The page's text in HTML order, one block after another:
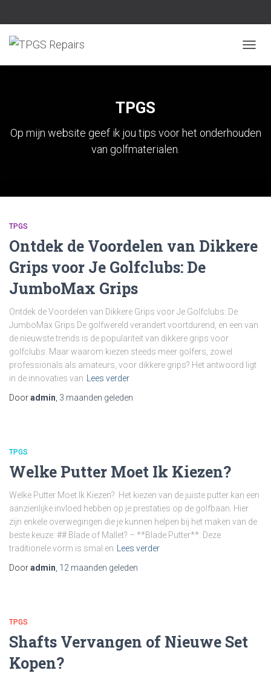
TPGS
Op mijn website geef ik jou tips voor het onderhouden
van golfmaterialen.
TPGS
Ontdek de Voordelen van Dikkere
Grips voor Je Golfclubs: De
JumboMax Grips
Ontdek de Voordelen van Dikkere Grips voor Je Golfclubs: De
JumboMax Grips De golfwereld verandert voortdurend, en een van
de nieuwste trends is de populariteit van dikkere grips voor
golfclubs. Maar waarom kiezen steeds meer golfers, zowel
professionals als amateurs, voor dikkere grips? Het antwoord ligt
in de innovaties van
Lees verder
Dooradmin 3 maanden geleden
TPGS
Welke Putter Moet Ik Kiezen?
Welke Putter Moet Ik Kiezen? Het kiezen van de juiste putter kan een
aanzienlijke invloed hebben op je prestaties op de golfbaan. Hier
zijn enkele overwegingen die je kunnen helpen bij het maken van de
beste keuze: ## Blade of Mallet? – **Blade Putter**: Deze
traditionele vorm is smal en
Lees verder
Dooradmin 12 maanden geleden
TPGS
Shafts Vervangen of Nieuwe Set
Kopen?